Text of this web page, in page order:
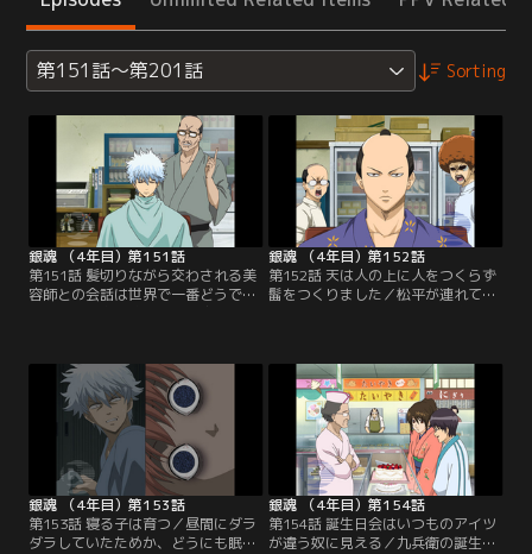
第151話～第201話 Sorting
銀魂 （4年目）第151話
第151話 髪切りながら交わされる美
容師との会話は世界で一番どうでも
リスマ美容院の様子をのぞいてみる
と、人だかりの中に入店拒否されて
いる近藤の姿が。彼はこちらの髪結
床に向かってくるが、銀時たちは散
髪できないし何より気まずい…。
【提供：バンダイチャンネル】
銀魂 （4年目）第152話
第152話 天は人の上に人をつくらず
髷をつくりました／松平が連れてき
思わず嘔吐、すると将軍様の額に未
消化のナルトが貼り付いてしまう。
仕方なくカミソリを当てて外そうと
するが、手元が狂って髷を切り落と
してしまう！ なんとかごまかそうと
する銀時は…。【提供：バンダイチ
ャンネル】
銀魂 （4年目）第153話
第153話 寝る子は育つ／昼間にダラ
ダラしていたためか、どうにも眠れ
銀魂 （4年目）第154話
第154話 誕生日会はいつものアイツ
が違う奴に見える／九兵衛の誕生パ